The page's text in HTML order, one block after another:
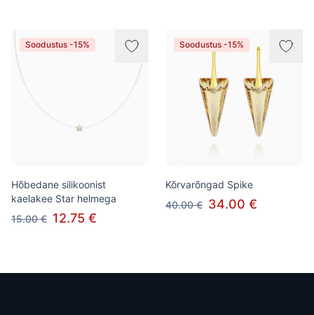
Soodustus -15%
Hõbedane silikoonist
kaelakee Star helmega
15.00 € 12.75 €
Soodustus -15%
Kõrvarõngad Spike
40.00 € 34.00 €